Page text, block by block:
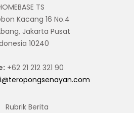
TS
Kacang 16 No.4
Jakarta Pusat
10240
+62 21 212 321 90
Rubrik Berita